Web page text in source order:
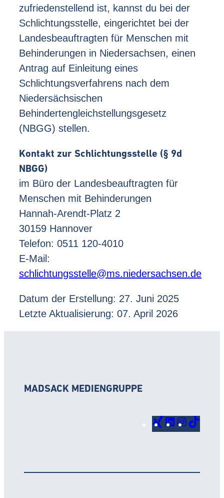
zufriedenstellend ist, kannst du bei der
Schlichtungsstelle, eingerichtet bei der
Landesbeauftragten für Menschen mit
Behinderungen in Niedersachsen, einen
Antrag auf Einleitung eines
Schlichtungsverfahrens nach dem
Niedersächsischen
Behindertengleichstellungsgesetz
(NBGG) stellen.
Kontakt zur Schlichtungsstelle (§ 9d
NBGG)
im Büro der Landesbeauftragten für
Menschen mit Behinderungen
Hannah-Arendt-Platz 2
30159 Hannover
Telefon: 0511 120-4010
E-Mail:
schlichtungsstelle@ms.niedersachsen.de
Datum der Erstellung: 27. Juni 2025
Letzte Aktualisierung: 07. April 2026
MADSACK MEDIENGRUPPE
Xing LinkedIn